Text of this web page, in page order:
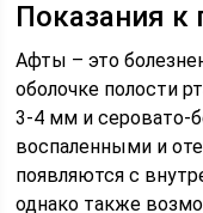
Показания
Афты – это
оболочке полости
3-4 мм и серовато-
воспаленными и
появляются с
однако также